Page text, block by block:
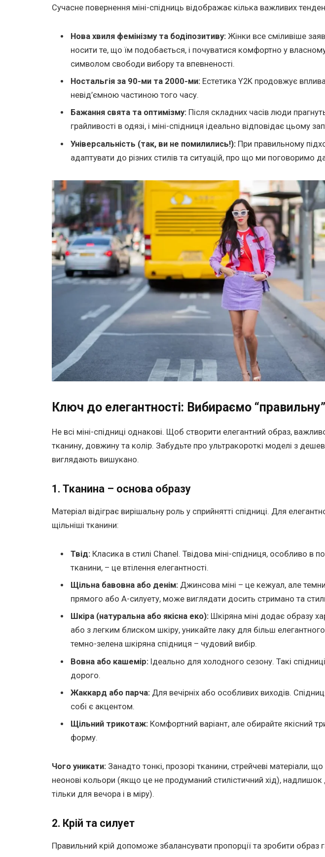
Сучасне повернення міні-спідниць відображає кілька важливих
Нова хвиля фемінізму та бодіпозитиву: Жінки все сміливіше
носити те, що їм подобається, і почуватися комфортно у власному
символом свободи вибору та впевненості.
Ностальгія за 90-ми та 2000-ми: Естетика Y2K продовжує
невід’ємною частиною того часу.
Бажання свята та оптимізму: Після складних часів люди
грайливості в одязі, і міні-спідниця ідеально відповідає цьому
Універсальність (так, ви не помилились!): При правильному
адаптувати до різних стилів та ситуацій, про що ми поговоримо
Ключ до елегантності: Вибираємо
Не всі міні-спідниці однакові. Щоб створити елегантний образ,
тканину, довжину та колір. Забудьте про ультракороткі моделі з
виглядають вишукано.
1. Тканина – основа образу
Матеріал відіграє вирішальну роль у сприйнятті спідниці. Для
щільніші тканини:
Твід: Класика в стилі Chanel. Твідова міні-спідниця, особливо в
тканини, – це втілення елегантності.
Щільна бавовна або денім: Джинсова міні – це кежуал, але
прямого або А-силуету, може виглядати досить стримано та
Шкіра (натуральна або якісна еко): Шкіряна міні додає образу
або з легким блиском шкіру, уникайте лаку для більш
темно-зелена шкіряна спідниця – чудовий вибір.
Вовна або кашемір: Ідеально для холодного сезону. Такі
дорого.
Жаккард або парча: Для вечірніх або особливих виходів.
собі є акцентом.
Щільний трикотаж: Комфортний варіант, але обирайте якісний
форму.
Чого уникати: Занадто тонкі, прозорі тканини, стрейчеві матеріали,
неонові кольори (якщо це не продуманий стилістичний хід), надлишок
тільки для вечора і в міру).
2. Крій та силует
Правильний крій допоможе збалансувати пропорції та зробити образ